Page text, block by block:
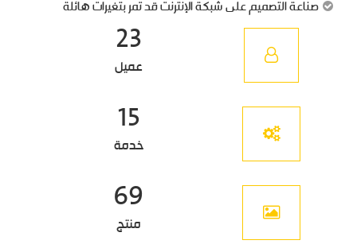
صناعة التصميم على شبكة الإنترنت قد تمر بتغيرات هائلة
23
عميل
15
خدمة
69
منتج